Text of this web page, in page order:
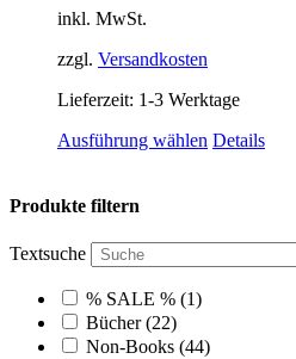
inkl. MwSt.
zzgl. Versandkosten
Lieferzeit: 1-3 Werktage
Ausführung wählen Dieses
auf.
Die
Details
Produkte filtern
Textsuche
% SALE % (1)
Bücher(22)
Non-Books (44)